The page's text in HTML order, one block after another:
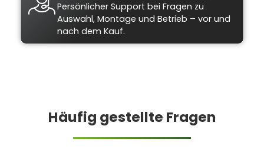
Persönlicher Support bei Fragen zu
Auswahl, Montage und Betrieb – vor und
nach dem Kauf.
Häufig gestellte Fragen